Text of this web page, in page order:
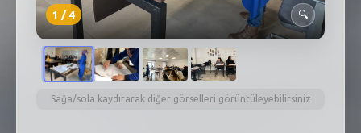
1 /4 🔍
Sağa/sola kaydırarak diğer görselleri görüntüleyebilirsiniz
PARKLAR
PAZAR YERLERI